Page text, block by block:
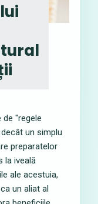
"regele
un simplu
preparatelor
la iveală
ale acestuia,
un aliat al